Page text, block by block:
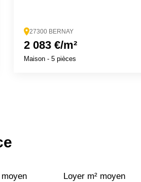
27300 BERNAY
2 083 €/m²
Maison - 5 pièces
moyen
Loyer m² moyen